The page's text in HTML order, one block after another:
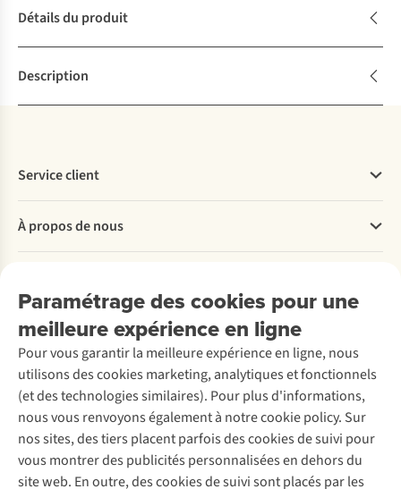
Détails du produit
Description
Paramétrage des cookies pour une
meilleure expérience en ligne
Pour vous garantir la meilleure expérience en ligne, nous
utilisons des cookies marketing, analytiques et fonctionnels
(et des technologies similaires). Pour plus d'informations,
nous vous renvoyons également à notre cookie policy. Sur
nos sites, des tiers placent parfois des cookies de suivi pour
vous montrer des publicités personnalisées en dehors du
site web. En outre, des cookies de suivi sont placés par les
Service client
Commander
Payer
Retourner
Rétractation d'une commande
Entretien & réparations
Garantie
Contactez-nous
À propos de nous
Entreprise responsable
À propos d’Ayacucho
Nos magasins
À propos d’A.S.Adventure
Déclaration d'accessibilité
Location / Location sports d’hiver
Seconde-main
Entretien de ski
Service de lavage
Entretien de chaussures
Réparation de chaussures
Réparation de vêtements
Retouches
Découvrez
A.S.Magazine
Explore Camp
Expertise & conseils
Abonnez-vous à la newsletter